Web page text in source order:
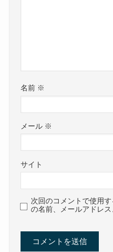
名前 ※
メール ※
サイト
次回のコメントで使用
の名前、メールアドレス